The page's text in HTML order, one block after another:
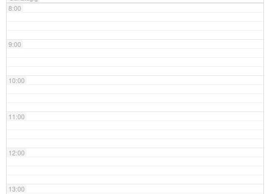
8:00
9:00
10:00
11:00
12:00
13:00